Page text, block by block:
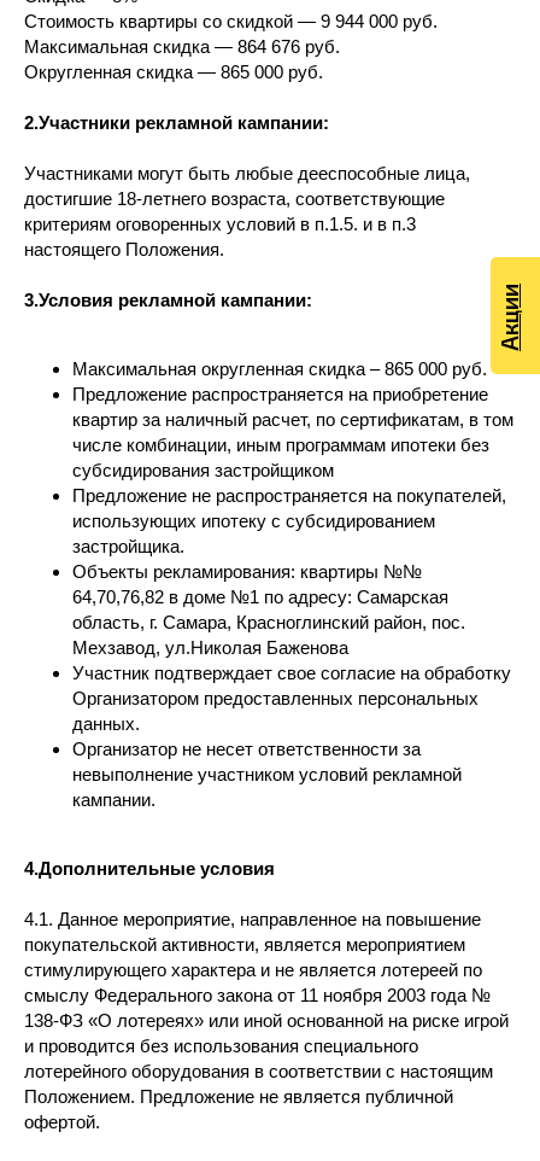
Акции
Стоимость квартиры со скидкой — 9 944 000 руб.
Максимальная скидка — 864 676 руб.
Округленная скидка — 865 000 руб.
2.Участники рекламной кампании:
Участниками могут быть любые дееспособные лица,
достигшие 18-летнего возраста, соответствующие
критериям оговоренных условий в п.1.5. и в п.3
настоящего Положения.
3.Условия рекламной кампании:
Максимальная округленная скидка – 865 000 руб.
Предложение распространяется на приобретение
квартир за наличный расчет, по сертификатам, в том
числе комбинации, иным программам ипотеки без
субсидирования застройщиком
Предложение не распространяется на покупателей,
использующих ипотеку с субсидированием
застройщика.
Объекты рекламирования: квартиры №№
64,70,76,82 в доме №1 по адресу: Самарская
область, г. Самара, Красноглинский район, пос.
Мехзавод, ул.Николая Баженова
Участник подтверждает свое согласие на обработку
Организатором предоставленных персональных
данных.
Организатор не несет ответственности за
невыполнение участником условий рекламной
кампании.
4.Дополнительные условия
4.1. Данное мероприятие, направленное на повышение
покупательской активности, является мероприятием
стимулирующего характера и не является лотереей по
смыслу Федерального закона от 11 ноября 2003 года №
138-ФЗ «О лотереях» или иной основанной на риске игрой
и проводится без использования специального
лотерейного оборудования в соответствии с настоящим
Положением. Предложение не является публичной
офертой.